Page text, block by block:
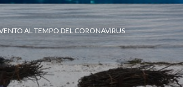
AL TEMPO DEL CORONAVIRUS